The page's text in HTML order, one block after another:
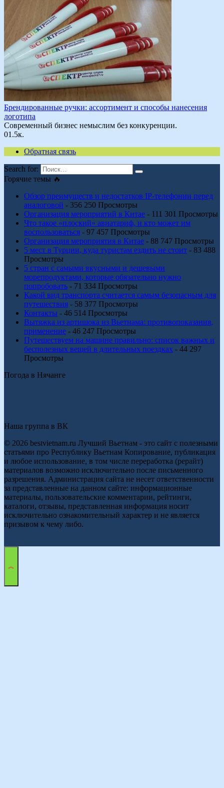
Брендированные ручки: ассортимент и способы нанесения
логотипа
Современный бизнес немыслим без конкуренции.
01.5к.
Обратная связь
Search for:
Горячие темы 🔥
Обзор преимуществ и недостатков IP-телефонии перед
аналоговой - 356 250 Просмотры
Организация мероприятий в Китае - 111 301 Просмотры
Что такое «плоский» авиатариф, и кто может им
воспользоваться - 97 457 Просмотры
Организация мероприятия в Китае - 88 747 Просмотры
5 мест в Турции, куда туристам ездить не стоит - 83 488
Просмотры
5 стран с самыми вкусными и дешевыми
морепродуктами, которые обязательно нужно
попробовать - 71 334 Просмотры
Какой вид транспорта считается самым безопасным для
путешествия - 58 377 Просмотры
Контакты - 46 514 Просмотры
Вытяжка из артишока из Вьетнама: противопоказания,
применение - 46 247 Просмотры
Путешествуем на машине правильно: список важных и
бесполезных вещей в длительных поездках - 44 297
Просмотры
Погода в Нячанге
Наша группа в ВК
© 2026 bestvietnam.ru Лучший Вьетнам - это сайт с полезными
статьями про Республику Вьетнам Копирование, публикация
и любое использование, в том числе переработка (рерайт)
материалов возможно исключительно после письменного
разрешения. Администрация сайта не несет ответственности
за представленные на данном сайте: информационные
материалы, пользовательские комментарии, рейтинги,
каталоги, отзывы, представленная информация носит
исключительно ознакомительный характер и не является
призывом к чему либо.